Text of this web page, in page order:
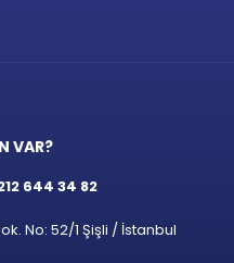
VAR?
644 34 82
No: 52/1 Şişli / İstanbul